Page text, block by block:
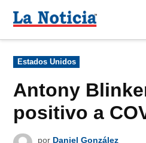
Para mantenerte informado
contenido
Publicado
en
Estados Unidos
Antony
positivo a
por Daniel González